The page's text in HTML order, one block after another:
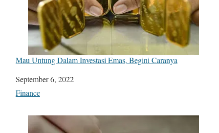
Mau Untung Dalam Investasi Emas, Begini Caranya
Date
September 6, 2022
In relation to
Finance